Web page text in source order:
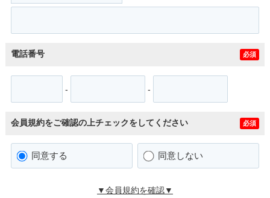
電話番号 必須
- -
会員規約をご確認の上チェックをしてください 必須
同意する 同意しない
▼会員規約を確認▼